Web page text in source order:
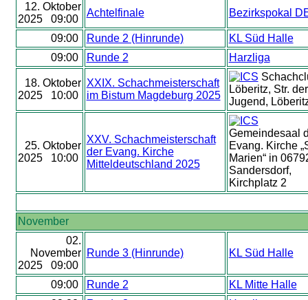
12. Oktober
2025 09:00
Achtelfinale Bezirkspokal
09:00 Runde 2 (Hinrunde)
KL Süd Halle
09:00
Runde 2 Harzliga
18. Oktober
2025 10:00
XXIX. Schachmeisterschaft
im Bistum Magdeburg 2025
Löberitz, Str. der
Jugend,
25. Oktober
2025 10:00
XXV. Schachmeisterschaft
der Evang. Kirche
Mitteldeutschland 2025
Gemeindesaal
Evang. Kirche
Marien“ in
Sandersdorf,
Kirchplatz 2
November
02.
November
2025 09:00
Runde 3 (Hinrunde) KL Süd Halle
09:00 Runde 2
KL Mitte Halle